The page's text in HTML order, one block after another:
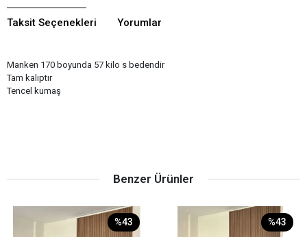
Taksit Seçenekleri Yorumlar
Manken 170 boyunda 57 kilo s bedendir
Tam kalıptır
Tencel kumaş
Benzer Ürünler
%43 %43